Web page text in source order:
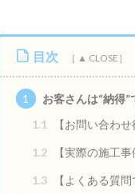
目次
1
お客さんは“納得
1.1
【お問い合わせ
1.2 【実際の施工事
1.3 【よくある質